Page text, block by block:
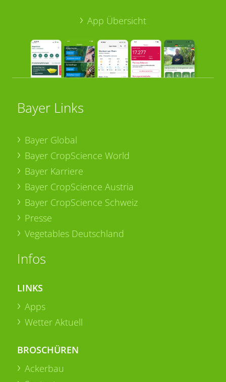
App Übersicht
Bayer Links
Bayer Global
Bayer CropScience World
Bayer Karriere
Bayer CropScience Austria
Bayer CropScience Schweiz
Presse
Vegetables Deutschland
Infos
LINKS
Apps
Wetter Aktuell
BROSCHÜREN
Ackerbau